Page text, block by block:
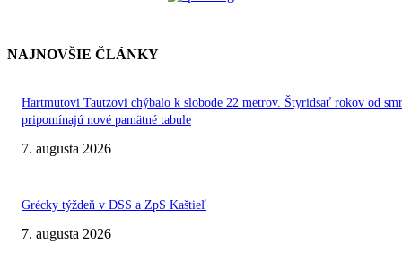
NAJNOVŠIE ČLÁNKY
Hartmutovi Tautzovi chýbalo k slobode 22 metrov. Štyridsať rokov od
pripomínajú nové pamätné tabule
7. augusta 2026
Grécky týždeň v DSS a ZpS Kaštieľ
7. augusta 2026